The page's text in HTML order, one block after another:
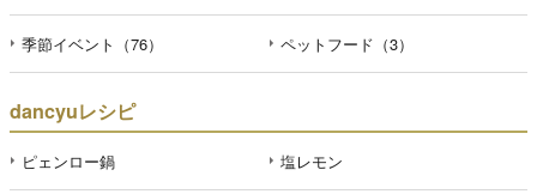
季節イベント（76） ペットフード（3）
dancyuレシピ
ピェンロー鍋 塩レモン